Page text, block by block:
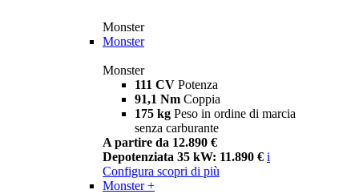
Monster
Monster
Monster
111 CV Potenza
91,1 Nm Coppia
175 kg Peso in ordine di marcia
senza carburante
A partire da 12.890 €
Depotenziata 35 kW: 11.890 € i
Configura scopri di più
Monster +